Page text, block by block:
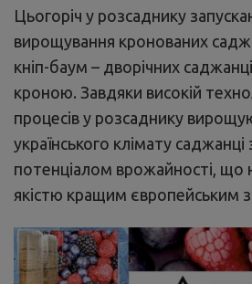
Цьогоріч у розсаднику
вирощування кронованих
кніп-баум – дворічних
кроною. Завдяки високій
процесів у розсаднику
українського клімату
потенціалом врожайності, що
якістю кращим європейським